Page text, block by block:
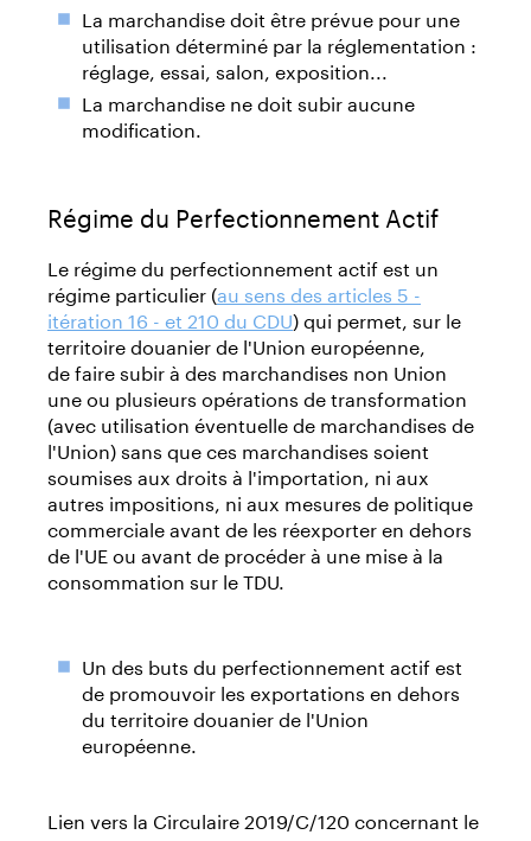
La marchandise doit être prévue pour une
utilisation déterminé par la réglementation :
réglage, essai, salon, exposition...
La marchandise ne doit subir aucune
modification.
Régime du Perfectionnement Actif
Le régime du perfectionnement actif est un
régime particulier (au sens des articles 5 -
itération 16 - et 210 du CDU) qui permet, sur le
territoire douanier de l'Union européenne,
de faire subir à des marchandises non Union
une ou plusieurs opérations de transformation
(avec utilisation éventuelle de marchandises de
l'Union) sans que ces marchandises soient
soumises aux droits à l'importation, ni aux
autres impositions, ni aux mesures de politique
commerciale avant de les réexporter en dehors
de l'UE ou avant de procéder à une mise à la
consommation sur le TDU.
Un des buts du perfectionnement actif est
de promouvoir les exportations en dehors
du territoire douanier de l'Union
européenne.
Lien vers la Circulaire 2019/C/120 concernant le